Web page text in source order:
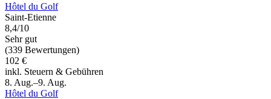
Hôtel du Golf
Saint-Etienne
8,4/10
Sehr gut
(339 Bewertungen)
102 €
inkl. Steuern & Gebühren
8. Aug.–9. Aug.
Hôtel du Golf